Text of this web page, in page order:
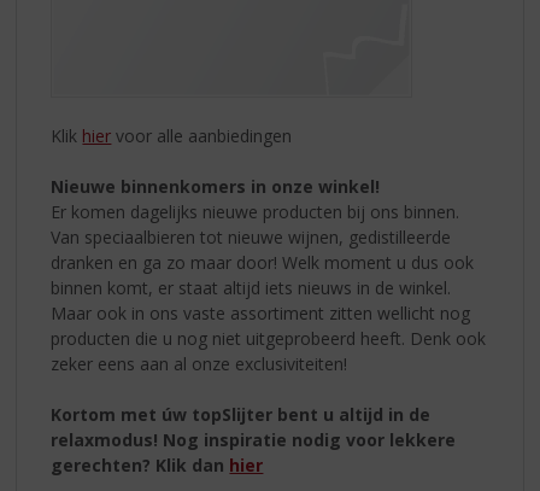
Klik hier voor alle aanbiedingen
Nieuwe binnenkomers in onze winkel!
Er komen dagelijks nieuwe producten bij ons binnen.
Van speciaalbieren tot nieuwe wijnen, gedistilleerde
dranken en ga zo maar door! Welk moment u dus ook
binnen komt, er staat altijd iets nieuws in de winkel.
Maar ook in ons vaste assortiment zitten wellicht nog
producten die u nog niet uitgeprobeerd heeft. Denk ook
zeker eens aan al onze exclusiviteiten!
Kortom met úw topSlijter bent u altijd in de
relaxmodus! Nog inspiratie nodig voor lekkere
gerechten? Klik dan hier